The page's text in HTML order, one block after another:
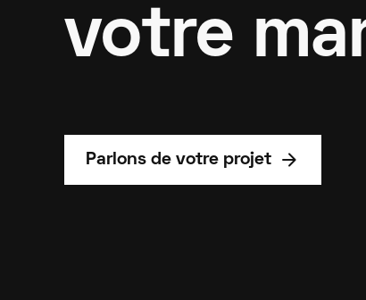
votre
Parlons de votre projet arrow_forward